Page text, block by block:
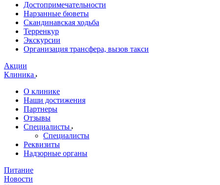
Достопримечательности
Нарзанные бюветы
Скандинавская ходьба
Терренкур
Экскурсии
Организация трансфера, вызов такси
Акции
Клиника
О клинике
Наши достижения
Партнеры
Отзывы
Специалисты
Специалисты
Реквизиты
Надзорные органы
Питание
Новости